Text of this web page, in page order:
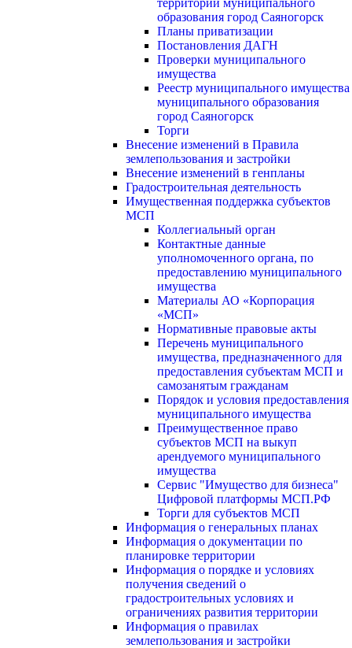
территории муниципального
образования город Саяногорск
Планы приватизации
Постановления ДАГН
Проверки муниципального
имущества
Реестр муниципального имущества
муниципального образования
город Саяногорск
Торги
Внесение изменений в Правила
землепользования и застройки
Внесение изменений в генпланы
Градостроительная деятельность
Имущественная поддержка субъектов
МСП
Коллегиальный орган
Контактные данные
уполномоченного органа, по
предоставлению муниципального
имущества
Материалы АО «Корпорация
«МСП»
Нормативные правовые акты
Перечень муниципального
имущества, предназначенного для
предоставления субъектам МСП и
самозанятым гражданам
Порядок и условия предоставления
муниципального имущества
Преимущественное право
субъектов МСП на выкуп
арендуемого муниципального
имущества
Сервис "Имущество для бизнеса"
Цифровой платформы МСП.РФ
Торги для субъектов МСП
Информация о генеральных планах
Информация о документации по
планировке территории
Информация о порядке и условиях
получения сведений о
градостроительных условиях и
ограничениях развития территории
Информация о правилах
землепользования и застройки